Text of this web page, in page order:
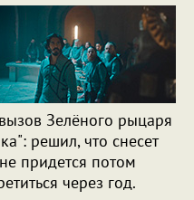
Зелёного рыцаря
решил, что снесет
придется потом
через год.